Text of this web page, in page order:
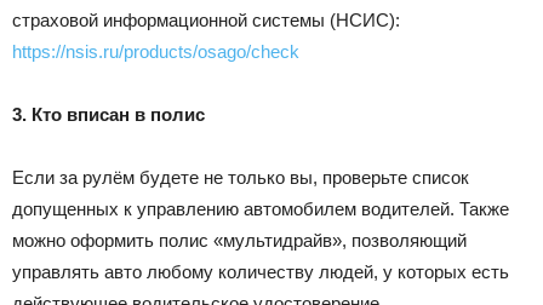
страховой информационной системы (НСИС):
https://nsis.ru/products/osago/check
3. Кто вписан в полис
Если за рулём будете не только вы, проверьте список
допущенных к управлению автомобилем водителей. Также
можно оформить полис «мультидрайв», позволяющий
управлять авто любому количеству людей, у которых есть